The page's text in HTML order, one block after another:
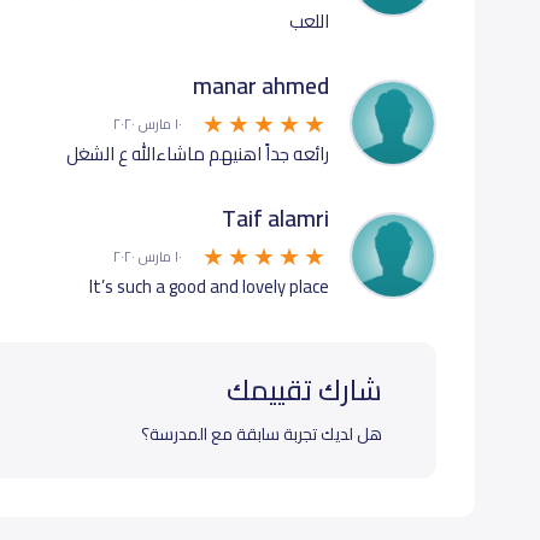
اللعب
manar ahmed
١٠ مارس ٢٠٢٠
رائعه جداً اهنيهم ماشاءالله ع الشغل
Taif alamri
١٠ مارس ٢٠٢٠
It’s such a good and lovely place
شارك تقييمك
هل لديك تجربة سابقة مع المدرسة؟